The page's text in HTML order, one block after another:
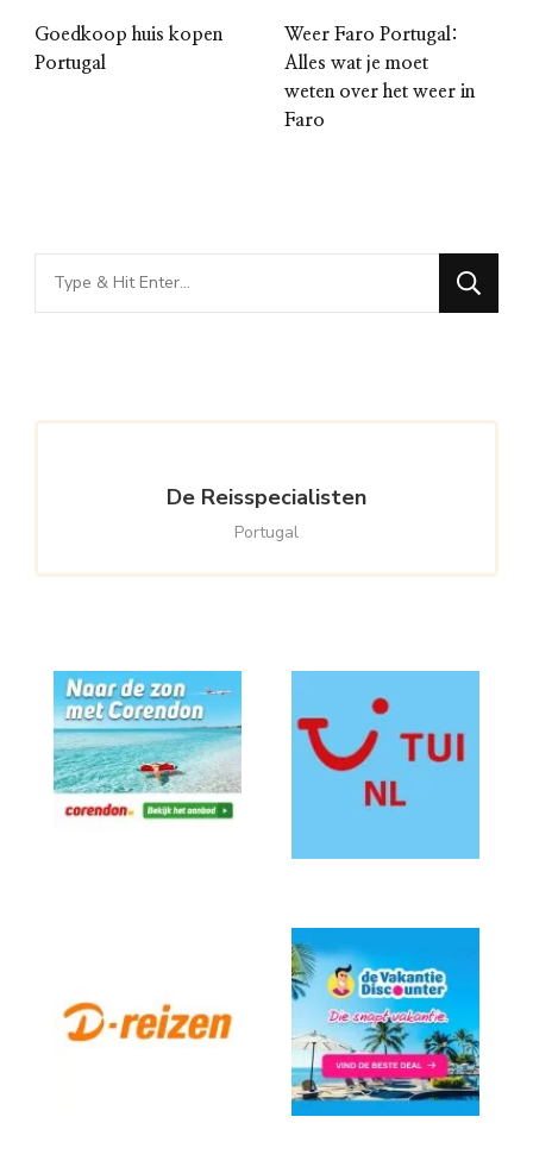
Goedkoop huis kopen
Portugal
Weer Faro Portugal:
Alles wat je moet
weten over het weer in
Faro
Looking
for
De Reisspecialisten
Portugal